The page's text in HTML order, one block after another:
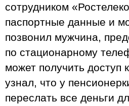
сотрудником
паспортные данные и
позвонил мужчина,
по стационарному
может получить доступ
узнал, что у
переслать все деньги